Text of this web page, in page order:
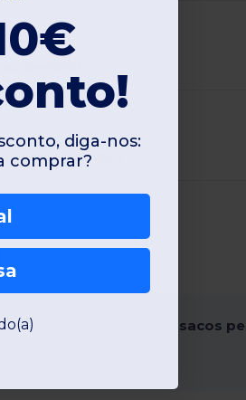
o meu pedido?
As vantagens dos sacos
diga-nos:
comprar?